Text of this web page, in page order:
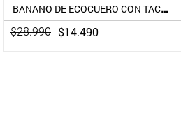
BANANO DE ECOCUERO CON TACHAS
$28.990 $14.490